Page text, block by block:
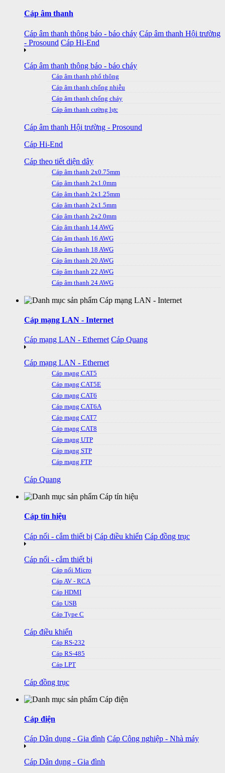
Cáp âm thanh
Cáp âm thanh thông báo - báo cháy Cáp âm thanh Hội trường
- Prosound Cáp Hi-End
Cáp âm thanh thông báo - báo cháy
Cáp âm thanh phổ thông
Cáp âm thanh chống nhiễu
Cáp âm thanh chống cháy
Cáp âm thanh cường lực
Cáp âm thanh Hội trường - Prosound
Cáp Hi-End
Cáp theo tiết diện dây
Cáp âm thanh 2x0.75mm
Cáp âm thanh 2x1.0mm
Cáp âm thanh 2x1.25mm
Cáp âm thanh 2x1.5mm
Cáp âm thanh 2x2.0mm
Cáp âm thanh 14 AWG
Cáp âm thanh 16 AWG
Cáp âm thanh 18 AWG
Cáp âm thanh 20 AWG
Cáp âm thanh 22 AWG
Cáp âm thanh 24 AWG
Cáp mạng LAN - Internet
Cáp mạng LAN - Ethernet Cáp Quang
Cáp mạng LAN - Ethernet
Cáp mạng CAT5
Cáp mạng CAT5E
Cáp mạng CAT6
Cáp mạng CAT6A
Cáp mạng CAT7
Cáp mạng CAT8
Cáp mạng UTP
Cáp mạng STP
Cáp mạng FTP
Cáp Quang
Cáp tín hiệu
Cáp nối - cắm thiết bị Cáp điều khiển Cáp đồng trục
Cáp nối - cắm thiết bị
Cáp nối Micro
Cáp AV - RCA
Cáp HDMI
Cáp USB
Cáp Type C
Cáp điều khiển
Cáp RS-232
Cáp RS-485
Cáp LPT
Cáp đồng trục
Cáp điện
Cáp Dân dụng - Gia đình Cáp Công nghiệp - Nhà máy
Cáp Dân dụng - Gia đình